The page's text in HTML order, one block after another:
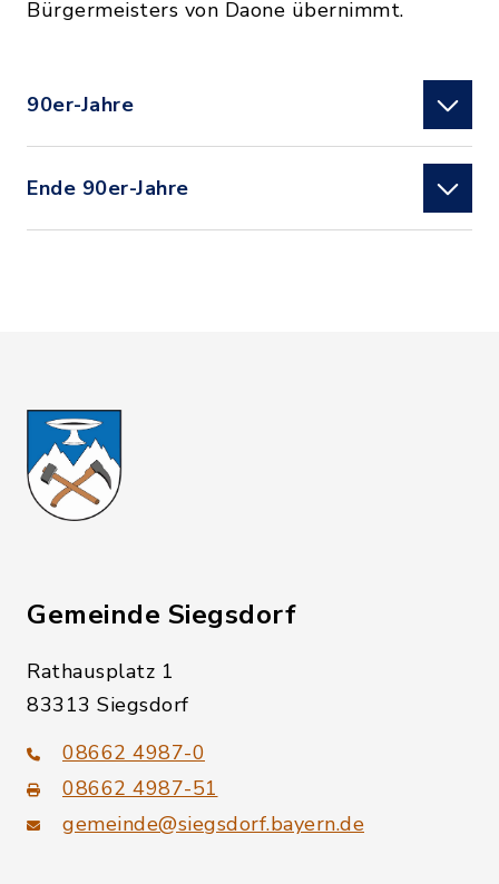
Bürgermeisters von Daone übernimmt.
90er-Jahre
Ende 90er-Jahre
Gemeinde Siegsdorf
Rathausplatz 1
83313 Siegsdorf
08662 4987-0
08662 4987-51
gemeinde@siegsdorf.bayern.de